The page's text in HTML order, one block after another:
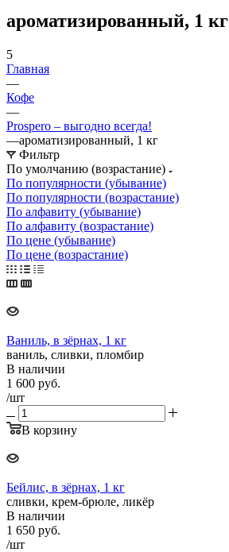
ароматизированный, 1 кг
5
Главная
—
Кофе
—
Prospero – выгодно всегда!
—ароматизированный, 1 кг
Фильтр
По умолчанию (возрастание)
По популярности (убывание)
По популярности (возрастание)
По алфавиту (убывание)
По алфавиту (возрастание)
По цене (убывание)
По цене (возрастание)
Ваниль, в зёрнах, 1 кг
ваниль, сливки, пломбир
В наличии
1 600 руб.
/шт
В корзину
Бейлис, в зёрнах, 1 кг
сливки, крем-брюле, ликёр
В наличии
1 650 руб.
/шт